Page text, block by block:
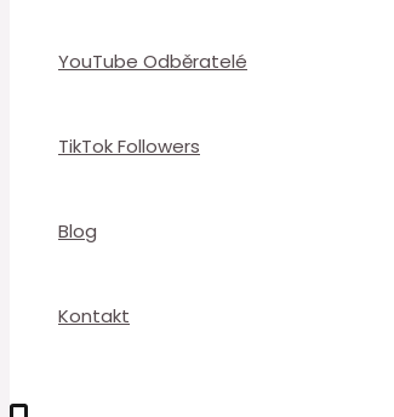
YouTube Odběratelé
TikTok Followers
Blog
Kontakt